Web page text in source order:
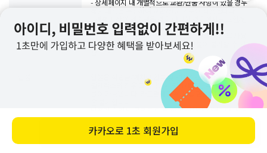
바로 구매하기
- 상세페이지 내 개별적으로 교환/반품 사항이 있을 경우
품이 불가능하오니 신중한 구매 부탁드립니다.
- 반품이 접수되었더라도 반송된 물품 상태 확인 후 사용
흔적이나 훼손 여부에 따라 교환 및 환불이 불가할 수 있
습니다.
환불은 적립금/예치금 환불 및 결제취소가 가능합니다.
결제취소의 경우 고객님께서 결제해주신 수단으로만 환
불이 가능합니다. 카드결제건 취소 및 환불 시 현금환불
반품건 수령 및 물품 확인 후 환불 절차가 진행되며, 신용
카드 및 휴대폰 결제의 경우 결제일자에 맞추어 대금이
청구될 수도 있습니다. 이 경우 익월 대금청구 시 카드사
에서 환급 처리됩니다.